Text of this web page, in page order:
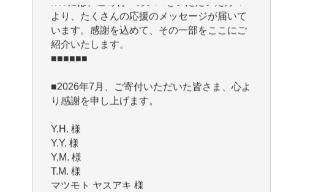
います。感謝を込めて、その一部をここにご
紹介いたします。
■■■■■■
り感謝を申し上げます。
Y.H. 様
Y.Y. 様
Y,M. 様
T.M. 様
マツモト ヤスアキ 様
マシオン 恵美香 様